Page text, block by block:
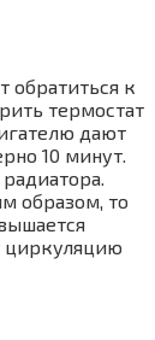
обратиться к
термостат
дают
10 минут.
образом, то
циркуляцию